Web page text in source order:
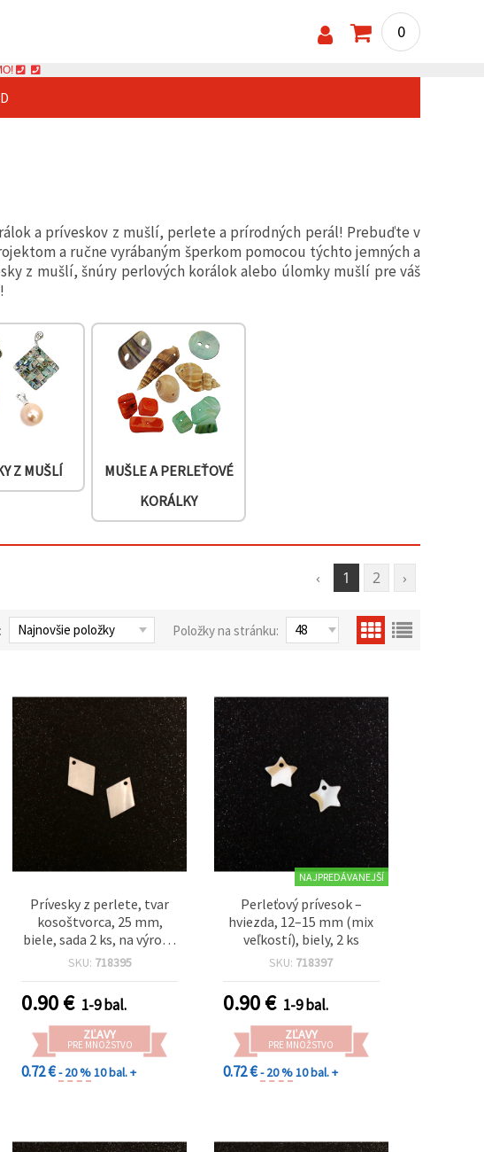
0
a príveskov z mušlí, perlete a prírodných perál! Prebuďte v
a ručne vyrábaným šperkom pomocou týchto jemných a
z mušlí, šnúry perlových korálok alebo úlomky mušlí pre váš
Z MUŠLÍ
MUŠLE A PERLEŤOVÉ
KORÁLKY
‹ 1 2 ›
Položky na stránku:
Prívesky z perlete, tvar
kosoštvorca, 25 mm,
biele, sada 2 ks, na výrobu
šperkov, DIY tvorenie,
SKU: 718395
0.90€ 1-9 bal.
ZĽAVY
PRE MNOŽSTVO
0.72 €- 20 %10 bal. +
NAJPREDÁVANEJŠÍ
Perleťový prívesok –
hviezda, 12–15 mm (mix
veľkostí), biely, 2 ks
SKU: 718397
0.90€ 1-9 bal.
ZĽAVY
PRE MNOŽSTVO
0.72 €- 20 %10 bal. +